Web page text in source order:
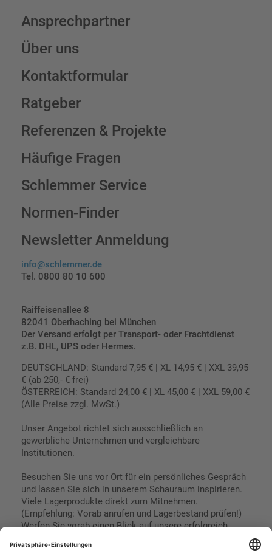
Ansprechpartner
Über uns
Kontaktformular
Ratgeber
Referenzen & Projekte
Häufige Fragen
Schlemmer Service
Normen-Finder
Newsletter Anmeldung
info@schlemmer.de
Tel. 0800 80 10 600
Raiffeisenallee 8
82041 Oberhaching bei München
Der Versand erfolgt per Transport- oder Frachtdienst
z.B. DHL, UPS oder Hermes.
DEUTSCHLAND: Standard 7,95 € | XL 14,95 € | XXL 39,95
€ (ab 250,- € frei)
ÖSTERREICH: Standard 24,00 € | XL 45,00 € | XXL 59,00 €
(Alle Preise zzgl. MwSt.)
Unser Angebot richtet sich ausschließlich an
gewerbliche Unternehmen und vergleichbare
Institutionen.
Besuchen Sie uns vor Ort für ein persönliches Gespräch
und lassen Sie sich in unserem Schauraum inspirieren.
Viele Lagerprodukte direkt zum Mitnehmen.
(Empfehlung: Vorab anrufen und Lagerbestand prüfen!)
Werfen Sie vorab einen Blick auf unsere erfolgreich